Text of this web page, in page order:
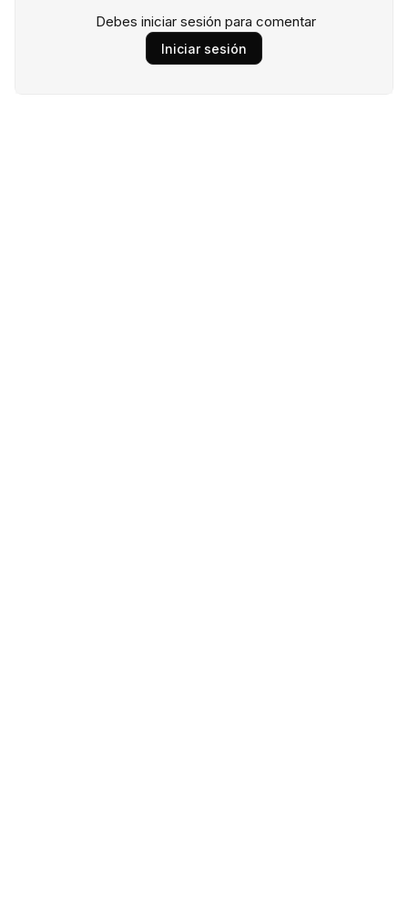
Debes iniciar sesión para comentar
Iniciar sesión